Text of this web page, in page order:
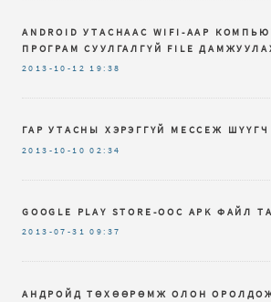
ANDROID УТАСНААС WIFI-ААР
ПРОГРАМ СУУЛГАЛГҮЙ FILE
2013-10-12 19:38
ГАР УТАСНЫ ХЭРЭГГҮЙ МЕССЕЖ ШҮҮГЧ
2013-10-10 02:34
GOOGLE PLAY STORE-ООС APK ФАЙЛ
2013-07-31 09:37
АНДРОЙД ТӨХӨӨРӨМЖ ОЛОН